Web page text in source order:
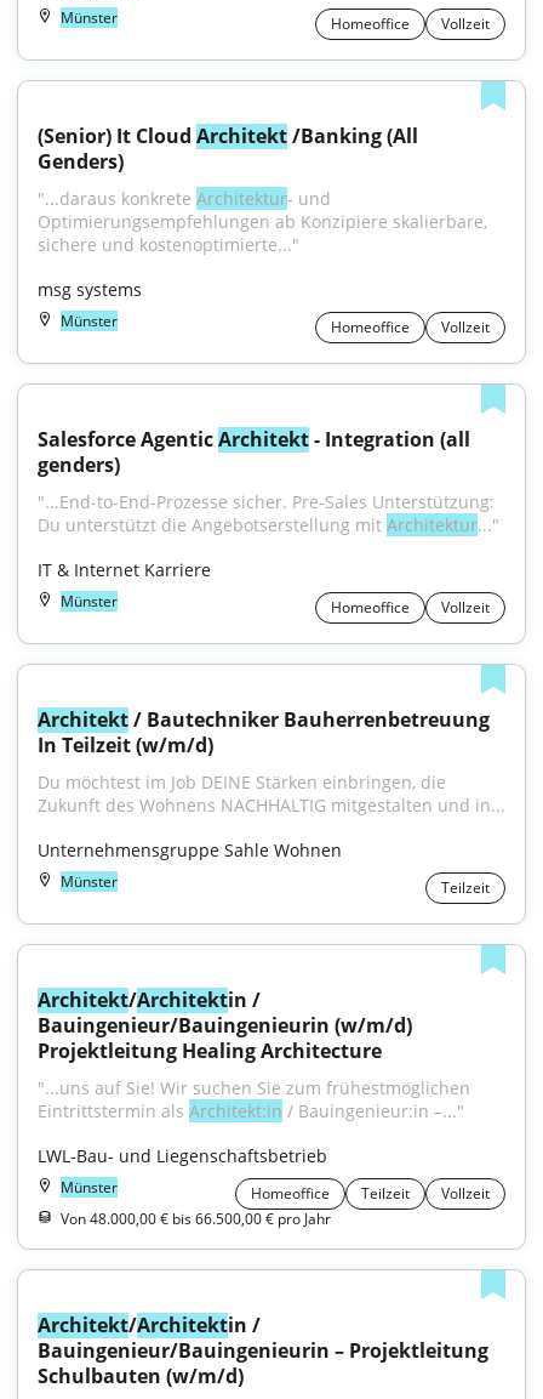
Münster Homeoffice Vollzeit
(Senior) It Cloud Architekt /Banking (All
Genders)
"...daraus konkrete Architektur‑ und
Optimierungsempfehlungen ab Konzipiere skalierbare,
sichere und kostenoptimierte..."
msg systems
Münster Homeoffice Vollzeit
Salesforce Agentic Architekt - Integration (all
genders)
"...End-to-End-Prozesse sicher. Pre-Sales Unterstützung:
Du unterstützt die Angebotserstellung mit Architektur..."
IT & Internet Karriere
Münster Homeoffice Vollzeit
Architekt / Bautechniker Bauherrenbetreuung
In Teilzeit (w/m/d)
Du möchtest im Job DEINE Stärken einbringen, die
Zukunft des Wohnens NACHHALTIG mitgestalten und in...
Unternehmensgruppe Sahle Wohnen
Münster Teilzeit
Architekt/Architektin /
Bauingenieur/Bauingenieurin (w/m/d)
Projektleitung Healing Architecture
"...uns auf Sie! Wir suchen Sie zum frühestmöglichen
Eintrittstermin als Architekt:in / Bauingenieur:in –..."
LWL-Bau- und Liegenschaftsbetrieb
Münster Homeoffice Teilzeit
Vollzeit
Von 48.000,00 € bis 66.500,00 € pro Jahr
Architekt/Architektin /
Bauingenieur/Bauingenieurin – Projektleitung
Schulbauten (w/m/d)